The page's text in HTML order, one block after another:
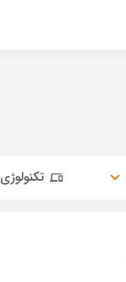
تکنولوژی